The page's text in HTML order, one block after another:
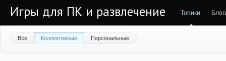
Игры для ПК и развлечение Топики
Все Коллективные Персональные